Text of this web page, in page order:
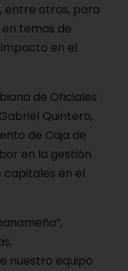
entre otros, para
temas de
en el
de Oficiales
Quintero,
de Caja de
en la gestión
capitales en el
nuestro equipo